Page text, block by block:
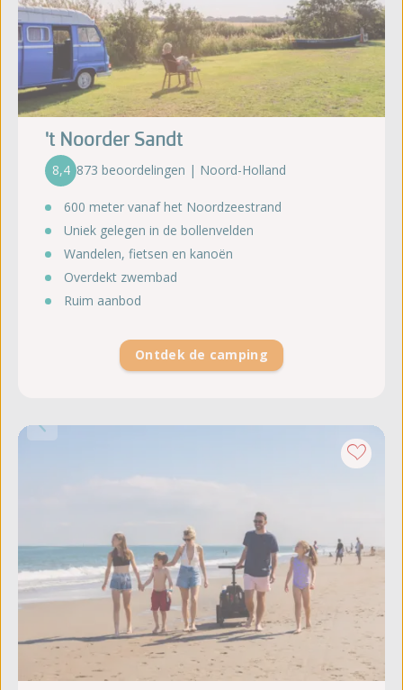
't Noorder Sandt
8,4 873 beoordelingen | Noord-Holland
600 meter vanaf het Noordzeestrand
Uniek gelegen in de bollenvelden
Wandelen, fietsen en kanoën
Overdekt zwembad
Ruim aanbod
Ontdek de camping